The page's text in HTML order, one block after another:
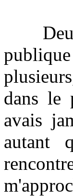
Deux
dans le
avais
autant